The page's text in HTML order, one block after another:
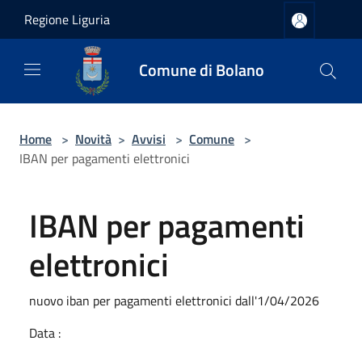
Regione Liguria
Comune di Bolano
Home > Novità > Avvisi > Comune >
IBAN per pagamenti elettronici
IBAN per pagamenti
elettronici
nuovo iban per pagamenti elettronici dall'1/04/2026
Data :